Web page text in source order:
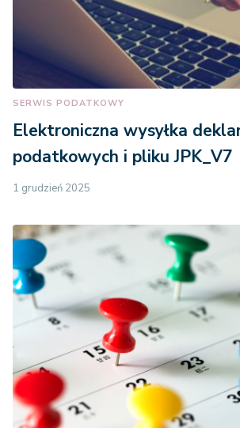
SERWIS PODATKOWY
Elektroniczna wysyłka
podatkowych i pliku JPK_V7
1 grudzień 2025